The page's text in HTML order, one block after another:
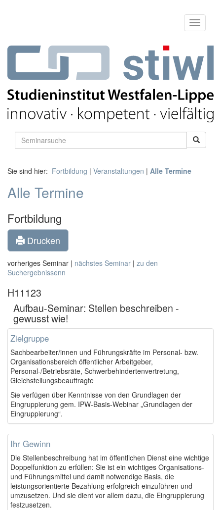
Sie sind hier: Fortbildung | Veranstaltungen | Alle Termine
Alle Termine
Fortbildung
Drucken
vorheriges Seminar | nächstes Seminar | zu den
Suchergebnissenn
H11123
Aufbau-Seminar: Stellen beschreiben -
gewusst wie!
Zielgruppe
Sachbearbeiter/innen und Führungskräfte im Personal- bzw.
Organisationsbereich öffentlicher Arbeitgeber,
Personal-/Betriebsräte, Schwerbehindertenvertretung,
Gleichstellungsbeauftragte
Sie verfügen über Kenntnisse von den Grundlagen der
Eingruppierung gem. IPW-Basis-Webinar „Grundlagen der
Eingruppierung“.
Ihr Gewinn
Die Stellenbeschreibung hat im öffentlichen Dienst eine wichtige
Doppelfunktion zu erfüllen: Sie ist ein wichtiges Organisations-
und Führungsmittel und damit notwendige Basis, die
leistungsorientierte Bezahlung erfolgreich einzuführen und
umzusetzen. Und sie dient vor allem dazu, die Eingruppierung
festzusetzen.